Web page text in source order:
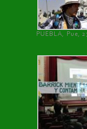
PUEBLA, Pue,